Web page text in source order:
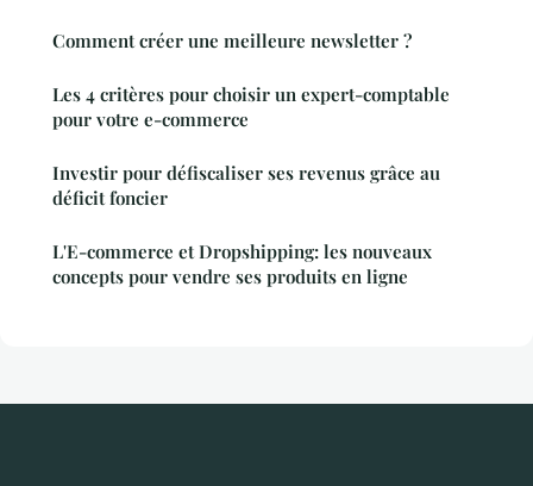
Comment créer une meilleure newsletter ?
Les 4 critères pour choisir un expert-comptable
pour votre e-commerce
Investir pour défiscaliser ses revenus grâce au
déficit foncier
L'E-commerce et Dropshipping: les nouveaux
concepts pour vendre ses produits en ligne